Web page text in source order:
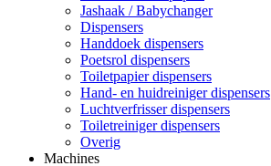
Jashaak / Babychanger
Dispensers
Handdoek dispensers
Poetsrol dispensers
Toiletpapier dispensers
Hand- en huidreiniger dispensers
Luchtverfrisser dispensers
Toiletreiniger dispensers
Overig
Machines